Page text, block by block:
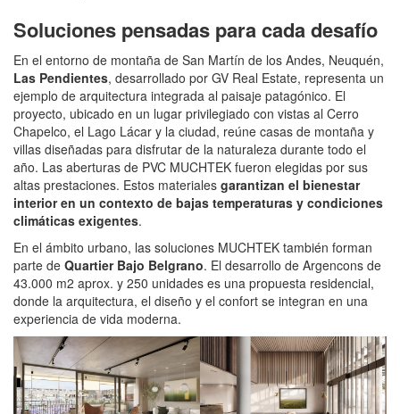
Soluciones pensadas para cada desafío
En el entorno de montaña de San Martín de los Andes, Neuquén,
Las Pendientes, desarrollado por GV Real Estate, representa un
ejemplo de arquitectura integrada al paisaje patagónico. El
proyecto, ubicado en un lugar privilegiado con vistas al Cerro
Chapelco, el Lago Lácar y la ciudad, reúne casas de montaña y
villas diseñadas para disfrutar de la naturaleza durante todo el
año. Las aberturas de PVC MUCHTEK fueron elegidas por sus
altas prestaciones. Estos materiales garantizan el bienestar
interior en un contexto de bajas temperaturas y condiciones
climáticas exigentes.
En el ámbito urbano, las soluciones MUCHTEK también forman
parte de Quartier Bajo Belgrano. El desarrollo de Argencons de
43.000 m2 aprox. y 250 unidades es una propuesta residencial,
donde la arquitectura, el diseño y el confort se integran en una
experiencia de vida moderna.